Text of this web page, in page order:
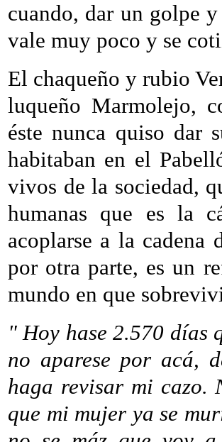
cuando, dar un golpe
vale muy poco y se
El chaqueño y rubio
luqueño Marmolejo,
éste nunca quiso dar
habitaban en el
vivos de la sociedad,
humanas que es la
acoplarse a la cadena
por otra parte, es un
mundo en que
" Hoy hase 2.570 días
no aparese por acá,
haga revisar mi cazo.
que mi mujer ya se